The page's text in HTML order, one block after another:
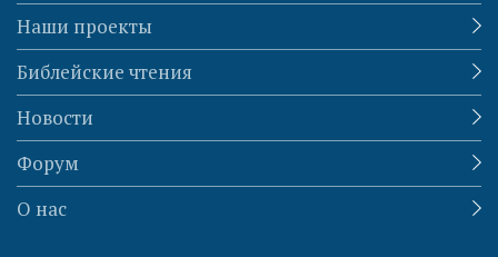
Наши проекты
Библейские чтения
Новости
Форум
О нас